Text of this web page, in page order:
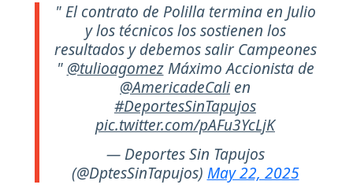
" El contrato de Polilla termina en Julio
y los técnicos los sostienen los
resultados y debemos salir Campeones
" @tulioagomezMáximo Accionista de
@AmericadeCali en
#DeportesSinTapujos
pic.twitter.com/pAFu3YcLjK
— Deportes Sin Tapujos
(@DptesSinTapujos) May 22, 2025